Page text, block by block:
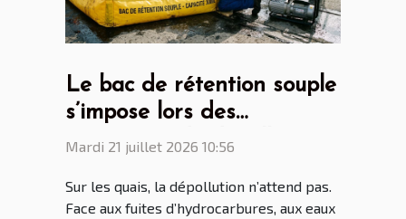
Le bac de rétention souple
s’impose lors des
opérations de dépollution
Mardi 21 juillet 2026 10:56
Sur les quais, la dépollution n’attend pas.
Face aux fuites d’hydrocarbures, aux eaux